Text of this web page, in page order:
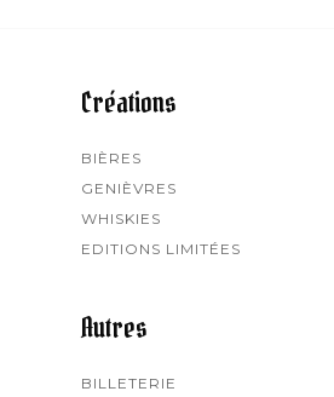
Créations
BIÈRES
GENIÈVRES
WHISKIES
EDITIONS LIMITÉES
Autres
BILLETERIE